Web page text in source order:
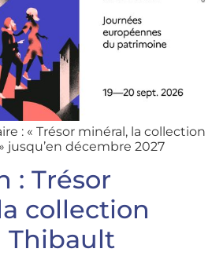
: « Trésor minéral, la collection
jusqu’en décembre 2027
: Trésor
collection
Thibault